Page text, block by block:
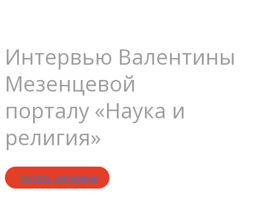
Интервью Валентины
Мезенцевой
порталу «Наука и
религия»
Читать интервью